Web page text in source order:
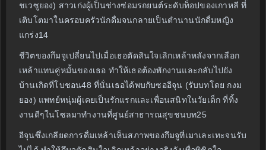
ชเวซูยอง) สาวเก่งผู้เป็นช่างซ่อมรถยนต์ระดับท็อปของเกาหลี ที่
เติบโตมาในครอบครัวนักดื่มจนกลายเป็นตำนานนักดื่มหญิง
แกร่ง14
ชีวิตของกึมจูเปลี่ยนไปเมื่อเธอตัดสินใจเลิกเหล้าหลังจากเลือก
เหล้าแทนคู่หมั้นของเธอ ทำให้เธอต้องพักงานและกลับไปยัง
บ้านเกิดที่โบชอน48 ที่นั่นเธอได้พบกับซออีจุน (รับบทโดย กงม
ยอง) แพทย์หนุ่มผู้เคยเป็นรักแรกและเพื่อนสนิทในวัยเด็ก ที่ทิ้ง
งานดีๆในโซลมาทำงานที่ศูนย์สาธารณสุขชนบท25
อีจุนซึ่งเกลียดการดื่มเหล้าเห็นสภาพของกึมจูที่เมาเละเทะจนรับ